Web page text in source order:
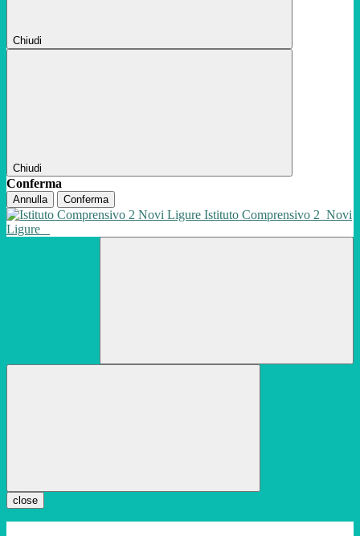
Chiudi
Chiudi
Conferma
Annulla Conferma
Istituto Comprensivo 2 Novi
Ligure
close